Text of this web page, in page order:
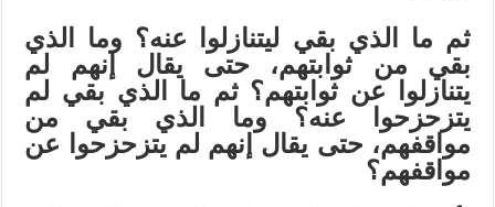
ثم ما الذي بقي ليتنازلوا عنه؟ وما الذي
بقي من ثوابتهم، حتى يقال إنهم لم
يتنازلوا عن ثوابتهم؟ ثم ما الذي بقي لم
يتزحزحوا عنه؟ وما الذي بقي من
مواقفهم، حتى يقال إنهم لم يتزحزحوا عن
مواقفهم؟